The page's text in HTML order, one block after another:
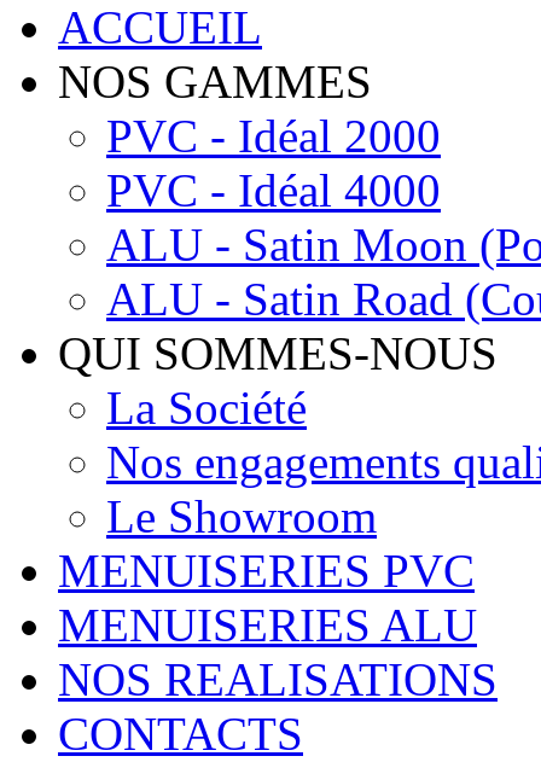
ACCUEIL
NOS GAMMES
PVC - Idéal 2000
PVC - Idéal 4000
ALU - Satin Moon
ALU - Satin Road
QUI SOMMES-NOUS
La Société
Nos engagements
Le Showroom
MENUISERIES PVC
MENUISERIES ALU
NOS REALISATIONS
CONTACTS